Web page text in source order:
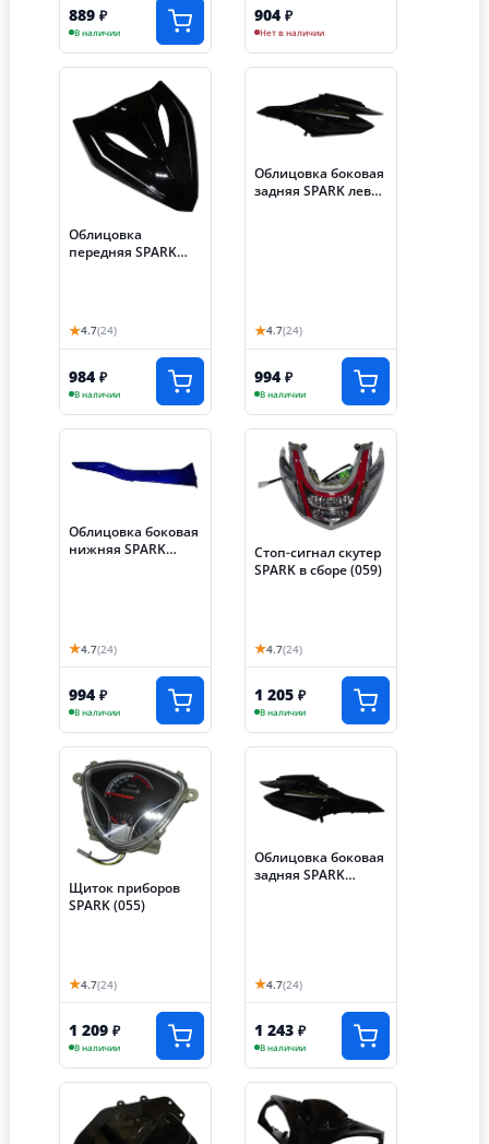
889 ₽
В наличии
904 ₽
Нет в наличии
Облицовка
передняя SPARK
★4.7(24)
984 ₽
В наличии
Облицовка боковая
задняя SPARK левая
★4.7(24)
994 ₽
В наличии
Облицовка боковая
нижняя SPARK
★4.7(24)
994 ₽
В наличии
Стоп-сигнал скутер
SPARK в сборе (059)
★4.7(24)
1 205 ₽
В наличии
Щиток приборов
SPARK (055)
★4.7(24)
1 209 ₽
В наличии
Облицовка боковая
задняя SPARK
★4.7(24)
1 243 ₽
В наличии